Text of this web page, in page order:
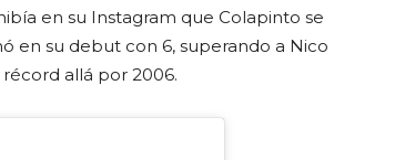
en su Instagram que Colapinto se
en su debut con 6, superando a Nico
allá por 2006.